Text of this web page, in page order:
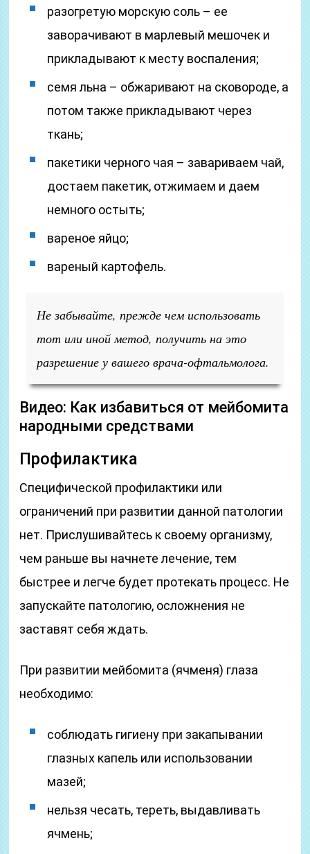
разогретую морскую соль – ее
заворачивают в марлевый мешочек и
прикладывают к месту воспаления;
семя льна – обжаривают на сковороде, а
потом также прикладывают через
ткань;
пакетики черного чая – завариваем чай,
достаем пакетик, отжимаем и даем
немного остыть;
вареное яйцо;
вареный картофель.
Не забывайте, прежде чем использовать
тот или иной метод, получить на это
разрешение у вашего врача-офтальмолога.
Видео: Как избавиться от мейбомита
народными средствами
Профилактика
Специфической профилактики или
ограничений при развитии данной патологии
нет. Прислушивайтесь к своему организму,
чем раньше вы начнете лечение, тем
быстрее и легче будет протекать процесс. Не
запускайте патологию, осложнения не
заставят себя ждать.
При развитии мейбомита (ячменя) глаза
необходимо:
соблюдать гигиену при закапывании
глазных капель или использовании
мазей;
нельзя чесать, тереть, выдавливать
ячмень;